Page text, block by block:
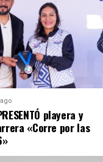
playera y
«Corre por las